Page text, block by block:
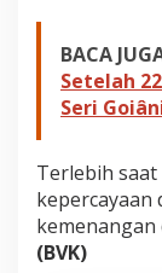
BACA
Setelah
Seri
Terlebih saat
kepercayaan
kemenangan
(BVK)